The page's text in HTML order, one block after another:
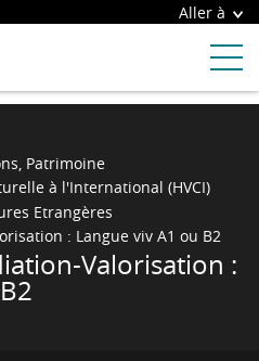
Aller à
Patrimoine
à l'International (HVCI)
Etrangères
: Langue viv A1 ou B2
Valorisation :